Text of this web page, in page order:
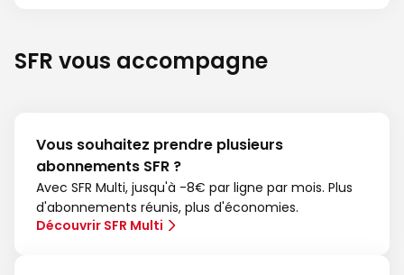
SFR vous accompagne
Vous souhaitez prendre plusieurs
abonnements SFR ?
Avec SFR Multi, jusqu'à -8€ par ligne par mois. Plus
d'abonnements réunis, plus d'économies.
Découvrir SFR Multi